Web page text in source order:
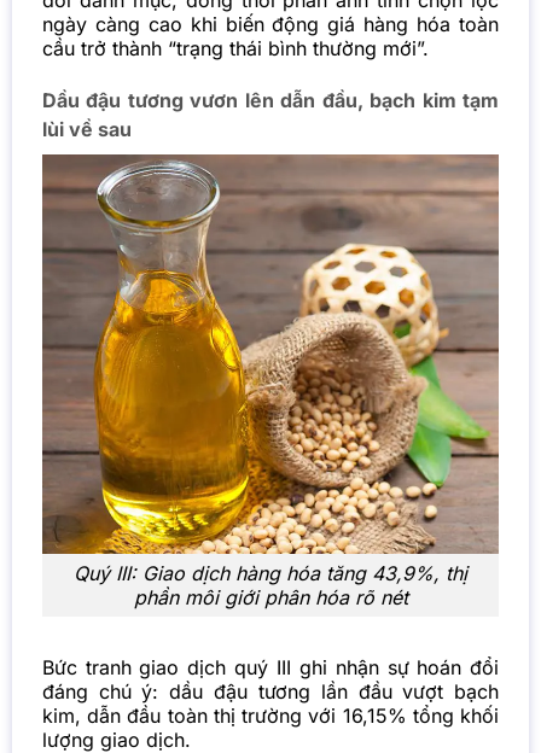
ngày càng cao khi biến động giá hàng hóa toàn
cầu trở thành “trạng thái bình thường mới”.
Dầu đậu tương vươn lên dẫn đầu, bạch kim tạm
lùi về sau
Quý III: Giao dịch hàng hóa tăng 43,9%, thị
phần môi giới phân hóa rõ nét
Bức tranh giao dịch quý III ghi nhận sự hoán đổi
đáng chú ý: dầu đậu tương lần đầu vượt bạch
kim, dẫn đầu toàn thị trường với 16,15% tổng khối
lượng giao dịch.